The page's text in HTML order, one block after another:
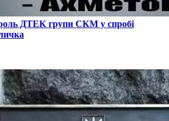
ДТЕК групи СКМ у спробі